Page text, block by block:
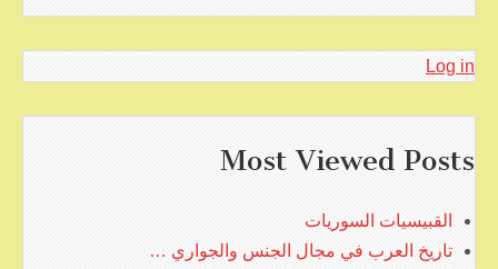
Log in
Most Viewed Posts
القبيسيات السوريات
تاريخ العرب في مجال الجنس والجواري …